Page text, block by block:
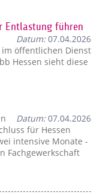
Entlastung führen
Datum:07.04.2026
öffentlichen Dienst
Hessen sieht diese
Datum:07.04.2026
für Hessen
intensive Monate -
Fachgewerkschaft